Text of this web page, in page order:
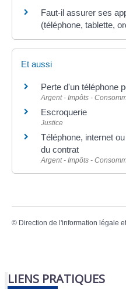
Faut-il assurer ses
(téléphone, tablette,
Et aussi
Perte d'un téléphone
Argent - Impôts -
Escroquerie
Justice
Téléphone, internet
du contrat
Argent - Impôts -
© Direction de l'information légale
LIENS PRATIQUES